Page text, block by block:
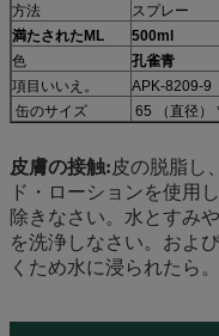
方法
スプレー
満たされたML
500ml
色
孔雀青
項目いいえ。
APK-8209-9
缶のサイズ
65 （直径）
皮膚の接触:皮の脱脂し
ド・ローションを使用
除きなさい。水とすみ
を洗浄しなさい。およ
くため水に浸られたら。